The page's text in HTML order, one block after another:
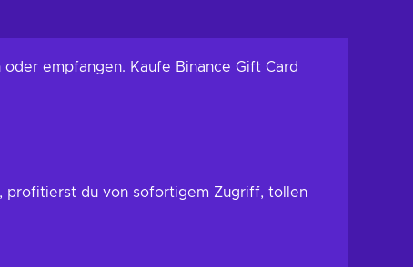
empfangen. Kaufe Binance Gift Card
profitierst du von sofortigem Zugriff, tollen